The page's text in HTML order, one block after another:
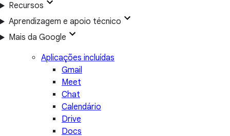
Recursos
Aprendizagem e apoio técnico
Mais da Google
Aplicações incluídas
Gmail
Meet
Chat
Calendário
Drive
Docs